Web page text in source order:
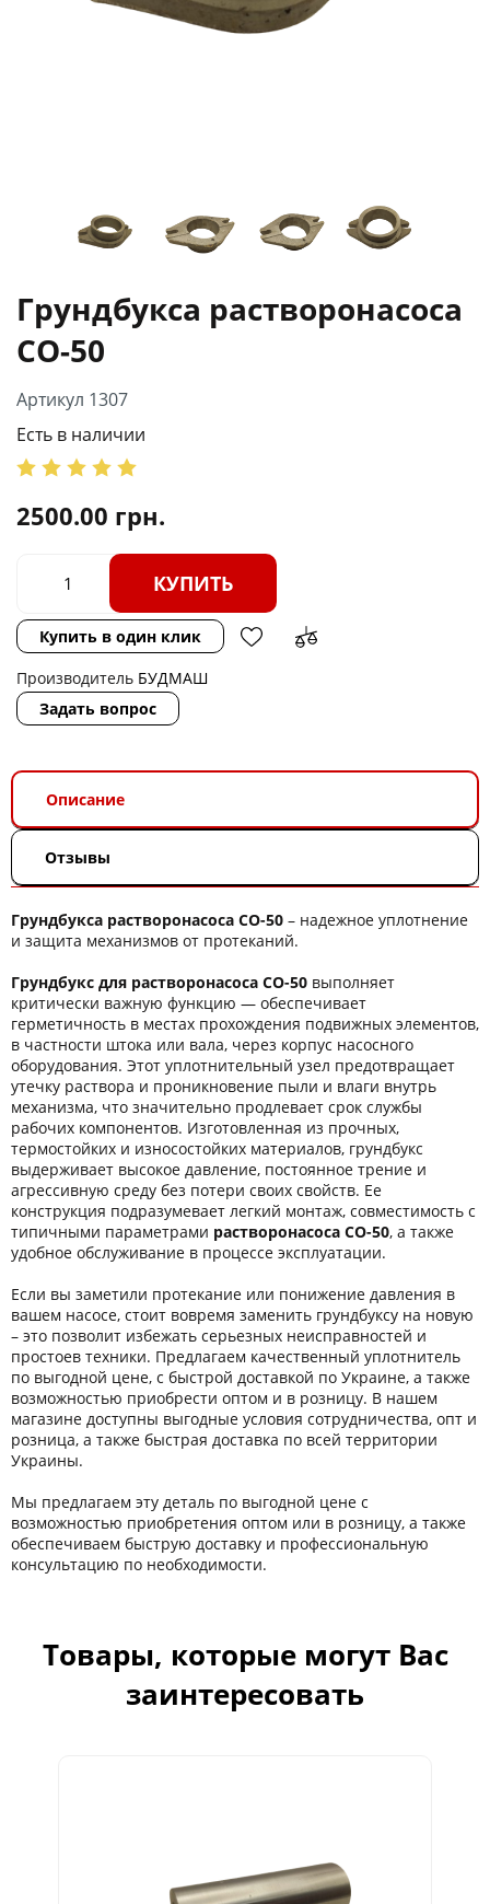
Грундбукса растворонасоса
СО-50
Артикул 1307
Есть в наличии
2500.00 грн.
КУПИТЬ
Купить в один клик
Производитель БУДМАШ
Задать вопрос
Описание
Отзывы
Грундбукса растворонасоса СО-50 – надежное уплотнение
и защита механизмов от протеканий.
Грундбукс для растворонасоса СО-50 выполняет
критически важную функцию — обеспечивает
герметичность в местах прохождения подвижных элементов,
в частности штока или вала, через корпус насосного
оборудования. Этот уплотнительный узел предотвращает
утечку раствора и проникновение пыли и влаги внутрь
механизма, что значительно продлевает срок службы
рабочих компонентов. Изготовленная из прочных,
термостойких и износостойких материалов, грундбукс
выдерживает высокое давление, постоянное трение и
агрессивную среду без потери своих свойств. Ее
конструкция подразумевает легкий монтаж, совместимость с
типичными параметрами растворонасоса СО-50, а также
удобное обслуживание в процессе эксплуатации.
Если вы заметили протекание или понижение давления в
вашем насосе, стоит вовремя заменить грундбуксу на новую
– это позволит избежать серьезных неисправностей и
простоев техники. Предлагаем качественный уплотнитель
по выгодной цене, с быстрой доставкой по Украине, а также
возможностью приобрести оптом и в розницу. В нашем
магазине доступны выгодные условия сотрудничества, опт и
розница, а также быстрая доставка по всей территории
Украины.
Мы предлагаем эту деталь по выгодной цене с
возможностью приобретения оптом или в розницу, а также
обеспечиваем быструю доставку и профессиональную
консультацию по необходимости.
Товары, которые могут Вас
заинтересовать